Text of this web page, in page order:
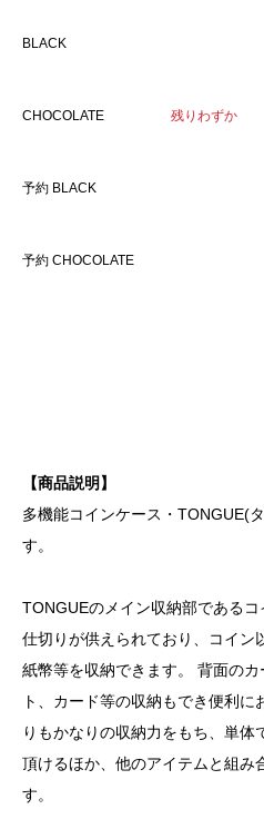
BLACK
CHOCOLATE 残りわずか
予約 BLACK
予約 CHOCOLATE
【商品説明】
多機能コインケース・TONGUE(
す。
TONGUEのメイン収納部である
仕切りが供えられており、コイン
紙幣等を収納できます。 背面の
ト、カード等の収納もでき便利に
りもかなりの収納力をもち、単体
頂けるほか、他のアイテムと組み
す。